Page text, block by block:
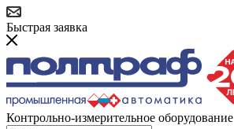
Быстрая заявка
Контрольно-измерительное оборудование